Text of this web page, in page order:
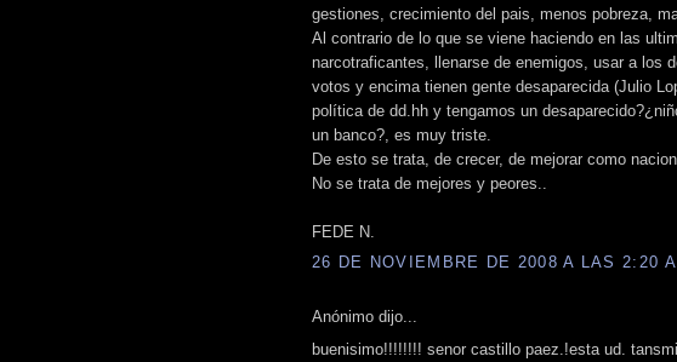
gestiones, crecimiento del pais, menos pobreza,
Al contrario de lo que se viene haciendo en las
narcotraficantes, llenarse de enemigos, usar a los
votos y encima tienen gente desaparecida (Julio
política de dd.hh y tengamos un
un banco?, es muy triste.
De esto se trata, de crecer, de mejorar como
No se trata de mejores y peores..
FEDE N.
26 DE NOVIEMBRE DE 2008 A LAS 2:20
Anónimo dijo...
buenisimo!!!!!!!! senor castillo paez.!esta ud.